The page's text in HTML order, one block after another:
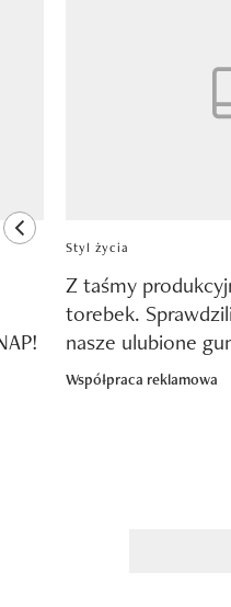
previous element
Styl życia
Z taśmy
torebek.
nasze ulubione
Współpraca reklamowa